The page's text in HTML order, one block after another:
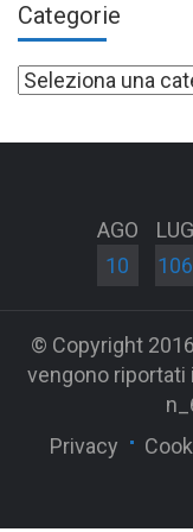
Categorie
Categorie
AGO
10
LUG
106
© Copyright
vengono riportati
Privacy